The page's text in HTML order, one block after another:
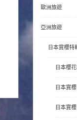
歐洲旅遊
亞洲旅遊
日本賞櫻特
日本櫻
日本賞
日本賞